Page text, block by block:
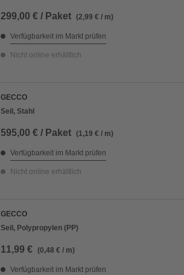
299,00 € / Paket (2,99 € / m)
Verfügbarkeit im Markt prüfen
Nicht online erhältlich
GECCO
Seil, Stahl
595,00 € / Paket (1,19 € / m)
Verfügbarkeit im Markt prüfen
Nicht online erhältlich
GECCO
Seil, Polypropylen (PP)
11,99 € (0,48 € / m)
Verfügbarkeit im Markt prüfen